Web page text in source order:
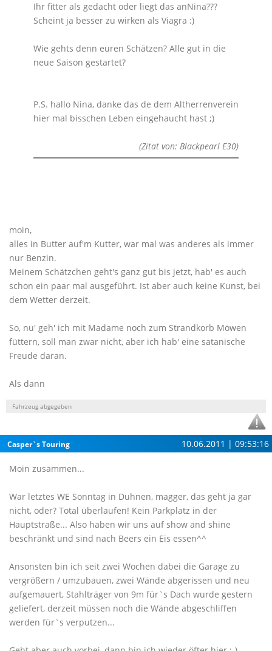
Ihr fitter als gedacht oder liegt das anNina???
Scheint ja besser zu wirken als Viagra :)
Wie gehts denn euren Schätzen? Alle gut in die
neue Saison gestartet?
P.S. hallo Nina, danke das de dem Altherrenverein
hier mal bisschen Leben eingehaucht hast ;)
(Zitat von: Blackpearl E30)
moin,
alles in Butter auf'm Kutter, war mal was anderes als immer
nur Benzin.
Meinem Schätzchen geht's ganz gut bis jetzt, hab' es auch
schon ein paar mal ausgeführt. Ist aber auch keine Kunst, bei
dem Wetter derzeit.
So, nu' geh' ich mit Madame noch zum Strandkorb Möwen
füttern, soll man zwar nicht, aber ich hab' eine satanische
Freude daran.
Als dann
Fahrzeug abgegeben
Casper`s Touring 10.06.2011 | 09:53:16
Moin zusammen...
War letztes WE Sonntag in Duhnen, magger, das geht ja gar
nicht, oder? Total überlaufen! Kein Parkplatz in der
Hauptstraße... Also haben wir uns auf show and shine
beschränkt und sind nach Beers ein Eis essen^^
Ansonsten bin ich seit zwei Wochen dabei die Garage zu
vergrößern / umzubauen, zwei Wände abgerissen und neu
aufgemauert, Stahlträger von 9m für`s Dach wurde gestern
geliefert, derzeit müssen noch die Wände abgeschliffen
werden für`s verputzen...